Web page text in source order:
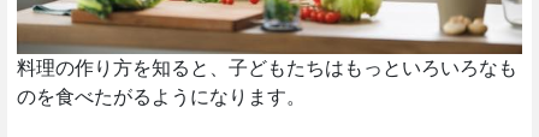
料理の作り方を知ると、子どもたちはもっといろいろなも
のを食べたがるようになります。